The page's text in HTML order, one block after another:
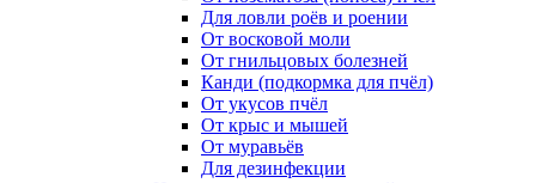
Для ловли роёв и роении
От восковой моли
От гнильцовых болезней
Канди (подкормка для пчёл)
От укусов пчёл
От крыс и мышей
От муравьёв
Для дезинфекции